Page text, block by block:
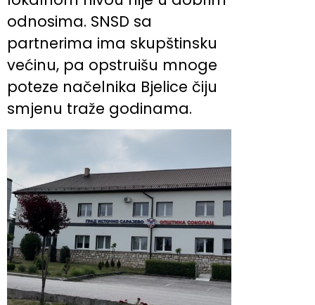
odnosima. SNSD sa
partnerima ima skupštinsku
većinu, pa opstruišu mnoge
poteze načelnika Bjelice čiju
smjenu traže godinama.